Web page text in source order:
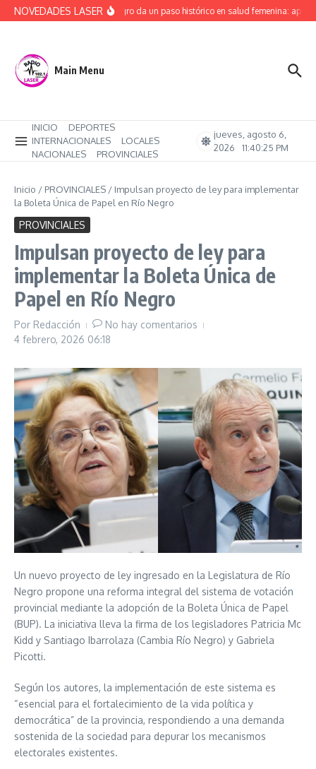
Saltar al contenido
NOVEDADES LASERRío Negro da un paso histórico en salud femenina:
Main Menu
INICIO
DEPORTES
INTERNACIONALES
LOCALES
NACIONALES
PROVINCIALES
jueves, agosto 6,
2026
11:40:26 PM
Inicio / PROVINCIALES / Impulsan proyecto de ley para implementar
la Boleta Única de Papel en Río Negro
PROVINCIALES
Impulsan proyecto de ley para
implementar la Boleta Única de
Papel en Río Negro
Por Redacción
No hay comentarios
4 febrero, 2026 06:18
Un nuevo proyecto de ley ingresado en la Legislatura de Río
Negro propone una reforma integral del sistema de votación
provincial mediante la adopción de la Boleta Única de Papel
(BUP). La iniciativa lleva la firma de los legisladores Patricia Mc
Kidd y Santiago Ibarrolaza (Cambia Río Negro) y Gabriela
Picotti.
Según los autores, la implementación de este sistema es
“esencial para el fortalecimiento de la vida política y
democrática” de la provincia, respondiendo a una demanda
sostenida de la sociedad para depurar los mecanismos
electorales existentes.